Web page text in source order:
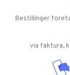
Bestillinger
via faktura,